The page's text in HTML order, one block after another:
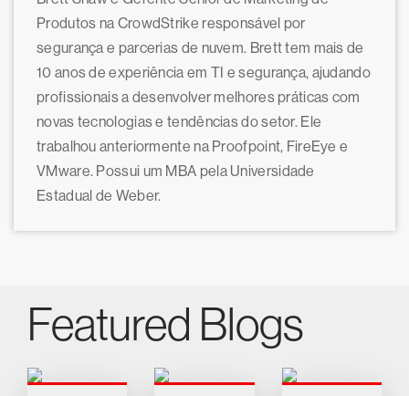
Produtos na CrowdStrike responsável por
segurança e parcerias de nuvem. Brett tem mais de
10 anos de experiência em TI e segurança, ajudando
profissionais a desenvolver melhores práticas com
novas tecnologias e tendências do setor. Ele
trabalhou anteriormente na Proofpoint, FireEye e
VMware. Possui um MBA pela Universidade
Estadual de Weber.
Featured Blogs